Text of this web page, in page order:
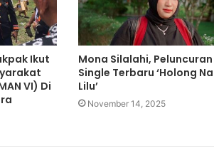
Ikut
VI) Di
Mona Silalahi, Peluncuran
Single Terbaru ‘Holong Na
Lilu’
November 14, 2025